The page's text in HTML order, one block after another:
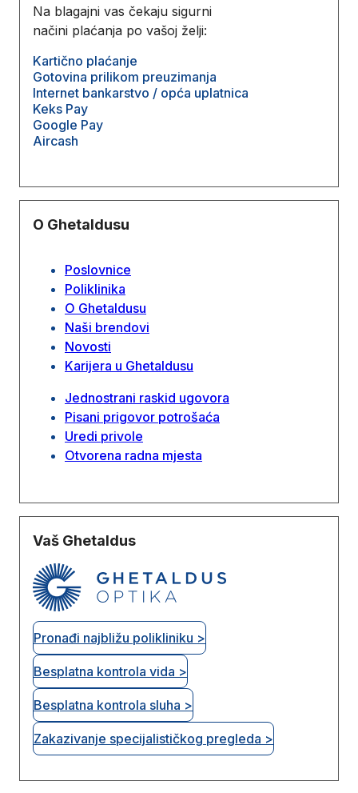
Na blagajni vas čekaju sigurni
načini plaćanja po vašoj želji:
Kartično plaćanje
Gotovina prilikom preuzimanja
Internet bankarstvo / opća uplatnica
Keks Pay
Google Pay
Aircash
O Ghetaldusu
Poslovnice
Poliklinika
O Ghetaldusu
Naši brendovi
Novosti
Karijera u Ghetaldusu
Jednostrani raskid ugovora
Pisani prigovor potrošaća
Uredi privole
Otvorena radna mjesta
Vaš Ghetaldus
Pronađi najbližu polikliniku >
Besplatna kontrola vida >
Besplatna kontrola sluha >
Zakazivanje specijalističkog pregleda >